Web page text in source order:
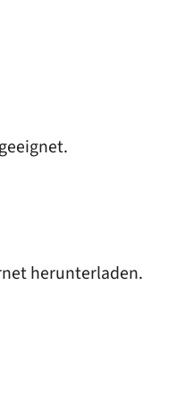
herunterladen.